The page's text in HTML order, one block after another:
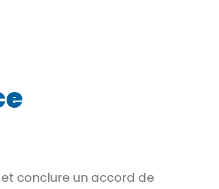
conclure un accord de